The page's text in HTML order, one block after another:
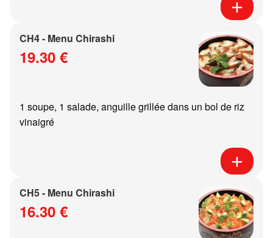
CH4 - Menu Chirashi
19.30 €
1 soupe, 1 salade, anguille grillée dans un bol de riz
vinaigré
CH5 - Menu Chirashi
16.30 €